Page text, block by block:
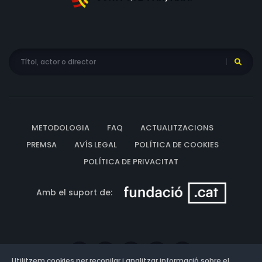
METODOLOGIA FAQ
ACTUALITZACIONS
PREMSA
AVÍS LEGAL
POLÍTICA DE COOKIES
POLÍTICA DE PRIVACITAT
Amb el suport de: